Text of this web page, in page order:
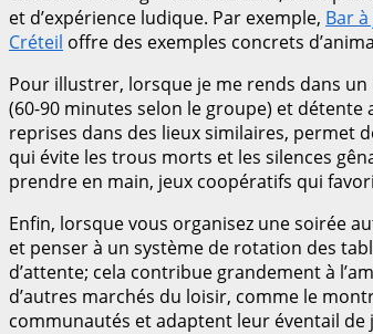
et d’expérience ludique. Par exemple, Bar
Créteil offre des exemples concrets
Pour illustrer, lorsque je me rends dans
(60-90 minutes selon le groupe) et
reprises dans des lieux similaires, permet
qui évite les trous morts et les silences
prendre en main, jeux coopératifs qui
Enfin, lorsque vous organisez une soirée
et penser à un système de rotation des
d’attente; cela contribue grandement à
d’autres marchés du loisir, comme le
communautés et adaptent leur éventail de